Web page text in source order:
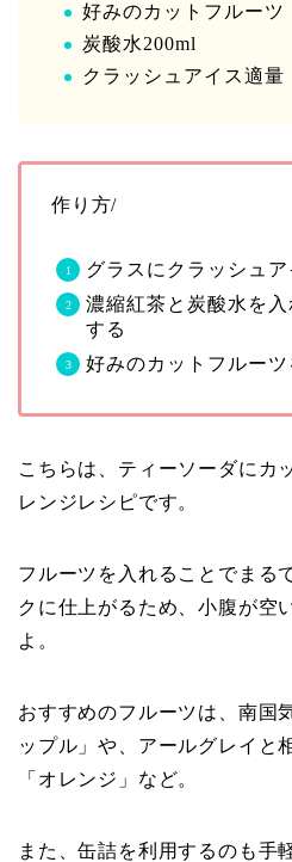
好みのカットフルーツ
炭酸水200ml
クラッシュアイス適量
作り方/
グラスにクラッシュ
濃縮紅茶と炭酸水を
する
好みのカットフルーツ
こちらは、ティーソーダにカ
レンジレシピです。
フルーツを入れることでまる
クに仕上がるため、小腹が空
よ。
おすすめのフルーツは、南国
ップル」や、アールグレイと
「オレンジ」など。
また、缶詰を利用するのも手